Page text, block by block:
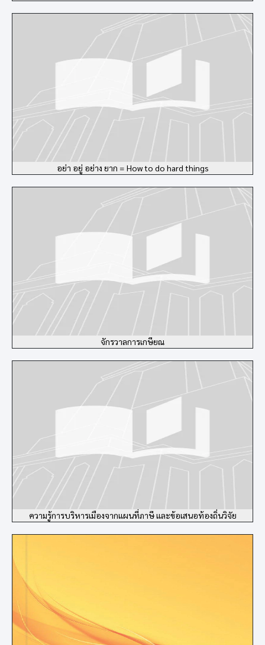
อย่า อยู่ อย่าง ยาก = How to do hard things
จักรวาลการเกษียณ
ความรู้การบริหารเมืองจากแผนที่ภาษี และข้อเสนอท้องถิ่นวิจัย